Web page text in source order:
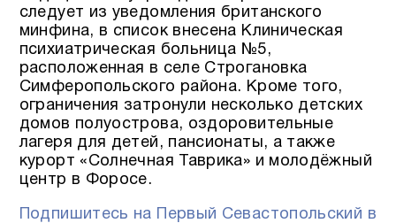
следует из уведомления британского
минфина, в список внесена Клиническая
психиатрическая больница №5,
расположенная в селе Строгановка
Симферопольского района. Кроме того,
ограничения затронули несколько детских
домов полуострова, оздоровительные
лагеря для детей, пансионаты, а также
курорт «Солнечная Таврика» и молодёжный
центр в Форосе.
Подпишитесь на Первый Севастопольский в